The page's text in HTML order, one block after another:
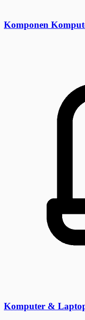
Komponen
Komputer &